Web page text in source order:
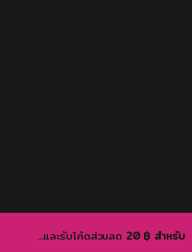
...และรับโค้ดส่วนลด 20 ฿ สำหรับ